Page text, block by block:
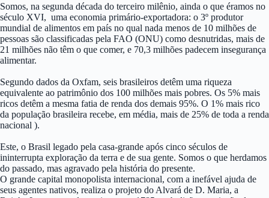
Somos, na segunda década do terceiro milênio, ainda o que éramos no
século XVI, uma economia primário-exportadora: o 3º produtor
mundial de alimentos em país no qual nada menos de 10 milhões de
pessoas são classificadas pela FAO (ONU) como desnutridas, mais de
21 milhões não têm o que comer, e 70,3 milhões padecem insegurança
alimentar.
Segundo dados da Oxfam, seis brasileiros detêm uma riqueza
equivalente ao patrimônio dos 100 milhões mais pobres. Os 5% mais
ricos detêm a mesma fatia de renda dos demais 95%. O 1% mais rico
da população brasileira recebe, em média, mais de 25% de toda a renda
nacional ).
Este, o Brasil legado pela casa-grande após cinco séculos de
ininterrupta exploração da terra e de sua gente. Somos o que herdamos
do passado, mas agravado pela história do presente.
O grande capital monopolista internacional, com a inefável ajuda de
seus agentes nativos, realiza o projeto do Alvará de D. Maria, a